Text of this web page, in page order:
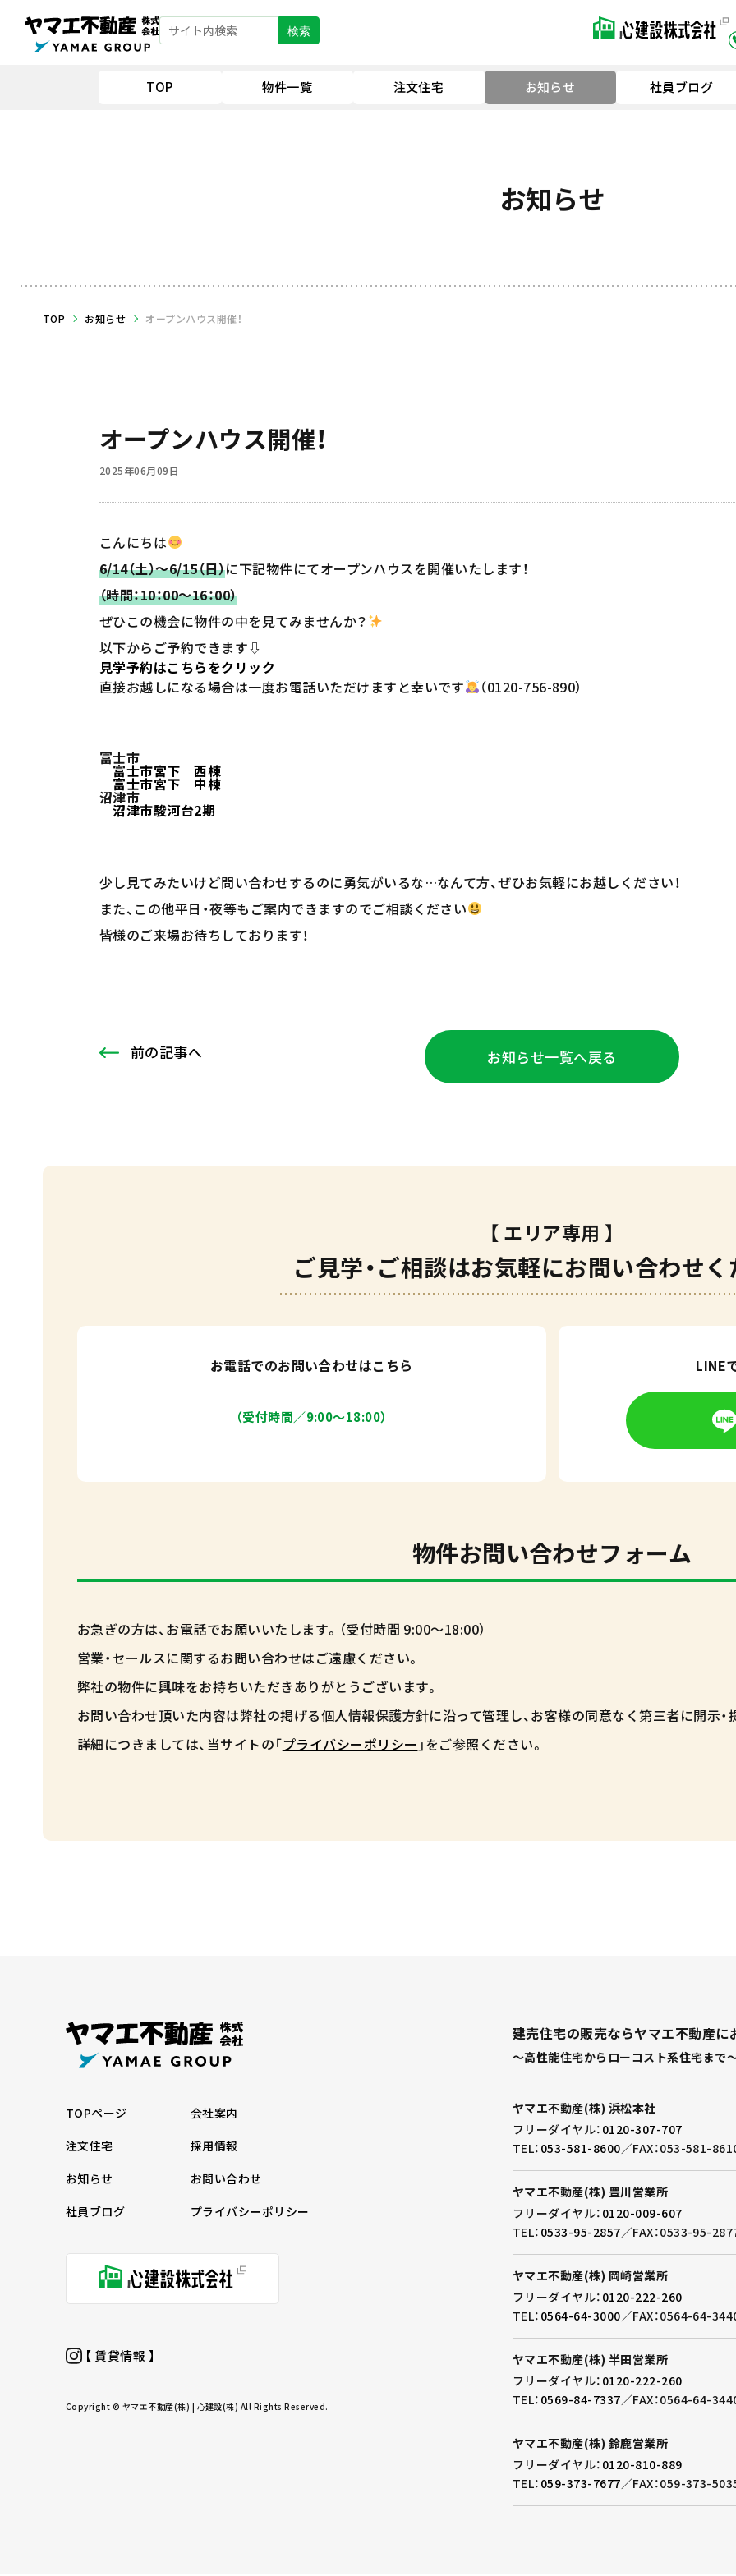
検索
TOP 物件一覧 注文住宅 お知らせ 社員ブログ
お知らせ
TOP お知らせ オープンハウス開催！
オープンハウス開催！
2025年06月09日
こんにちは
6/14（土）～6/15（日）に下記物件にてオープンハウスを開催いたします！
（時間：10：00～16：00）
ぜひこの機会に物件の中を見てみませんか？
以下からご予約できます⇩
見学予約はこちらをクリック
直接お越しになる場合は一度お電話いただけますと幸いです
（0120-756-890）
富士市
富士市宮下 西棟
富士市宮下 中棟
沼津市
沼津市駿河台2期
少し見てみたいけど問い合わせするのに勇気がいるな…なんて方、ぜひお気軽にお越しください！
また、この他平日・夜等もご案内できますのでご相談ください
皆様のご来場お待ちしております！
前の記事へ お知らせ一覧へ戻る
【 エリア専用 】
ご見学・ご相談はお気軽にお問い合わせく
お電話でのお問い合わせはこちら
（受付時間／9:00〜18:00）
LINE
物件お問い合わせフォーム
お急ぎの方は、お電話でお願いいたします。（受付時間 9:00～18:00）
営業・セールスに関するお問い合わせはご遠慮ください。
弊社の物件に興味をお持ちいただきありがとうございます。
お問い合わせ頂いた内容は弊社の掲げる個人情報保護方針に沿って管理し、お客様の同意なく第三者に開示・
詳細につきましては、当サイトの「プライバシーポリシー 」をご参照ください。
TOPページ
会社案内
注文住宅
採用情報
お知らせ
お問い合わせ
社員ブログ
プライバシーポリシー
【 賃貸情報 】
Copyright © ヤマエ不動産(株) | 心建設(株) All Rights Reserved.
建売住宅の販売ならヤマエ不動産に
～高性能住宅からローコスト系住宅まで
ヤマエ不動産(株) 浜松本社
フリーダイヤル： 0120-307-707
TEL： 053-581-8600／FAX：053-581-
ヤマエ不動産(株) 豊川営業所
フリーダイヤル： 0120-009-607
TEL： 0533-95-2857／FAX：0533-95-
ヤマエ不動産(株) 岡崎営業所
フリーダイヤル： 0120-222-260
TEL： 0564-64-3000／FAX：0564-64-
ヤマエ不動産(株) 半田営業所
フリーダイヤル： 0120-222-260
TEL： 0569-84-7337／FAX：0564-64-
ヤマエ不動産(株) 鈴鹿営業所
フリーダイヤル： 0120-810-889
TEL： 059-373-7677／FAX：059-373-